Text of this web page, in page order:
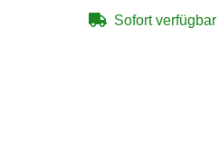
Sofort verfügbar